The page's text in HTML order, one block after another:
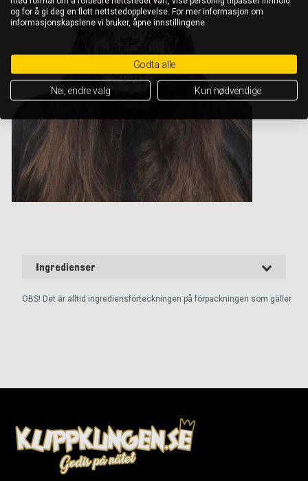
Ingredienser
OBS! Det är alltid ingrediensförteckningen på förpackningen som gäller
og for å gi deg en flott nettstedopplevelse. For mer informasjon om
informasjonskapslene vi bruker, åpne innstillingene.
Godta alle
Nei, endre valg Kun nødvendige